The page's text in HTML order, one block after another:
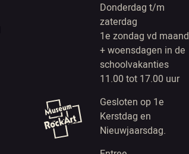
Donderdag t/m
zaterdag
1e zondag vd maand
+ woensdagen in de
schoolvakanties
11.00 tot 17.00 uur
Gesloten op 1e
Kerstdag en
Nieuwjaarsdag.